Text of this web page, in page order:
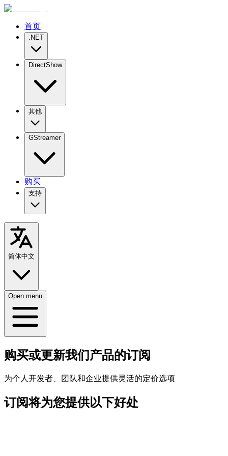
首页
.NET
DirectShow
其他
GStreamer
购买
支持
简体中文
Open menu
购买或更新我们产品的订阅
为个人开发者、团队和企业提供灵活的定价选项
订阅将为您提供以下好处